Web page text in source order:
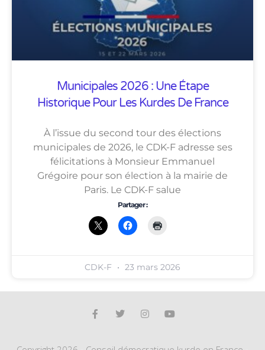
Municipales 2026 : Une Étape
Historique Pour Les Kurdes De France
À l’issue du second tour des élections
municipales de 2026, le CDK-F adresse ses
félicitations à Monsieur Emmanuel
Grégoire pour son élection à la mairie de
Paris. Le CDK-F salue
Partager :
CDK-F 23 mars 2026